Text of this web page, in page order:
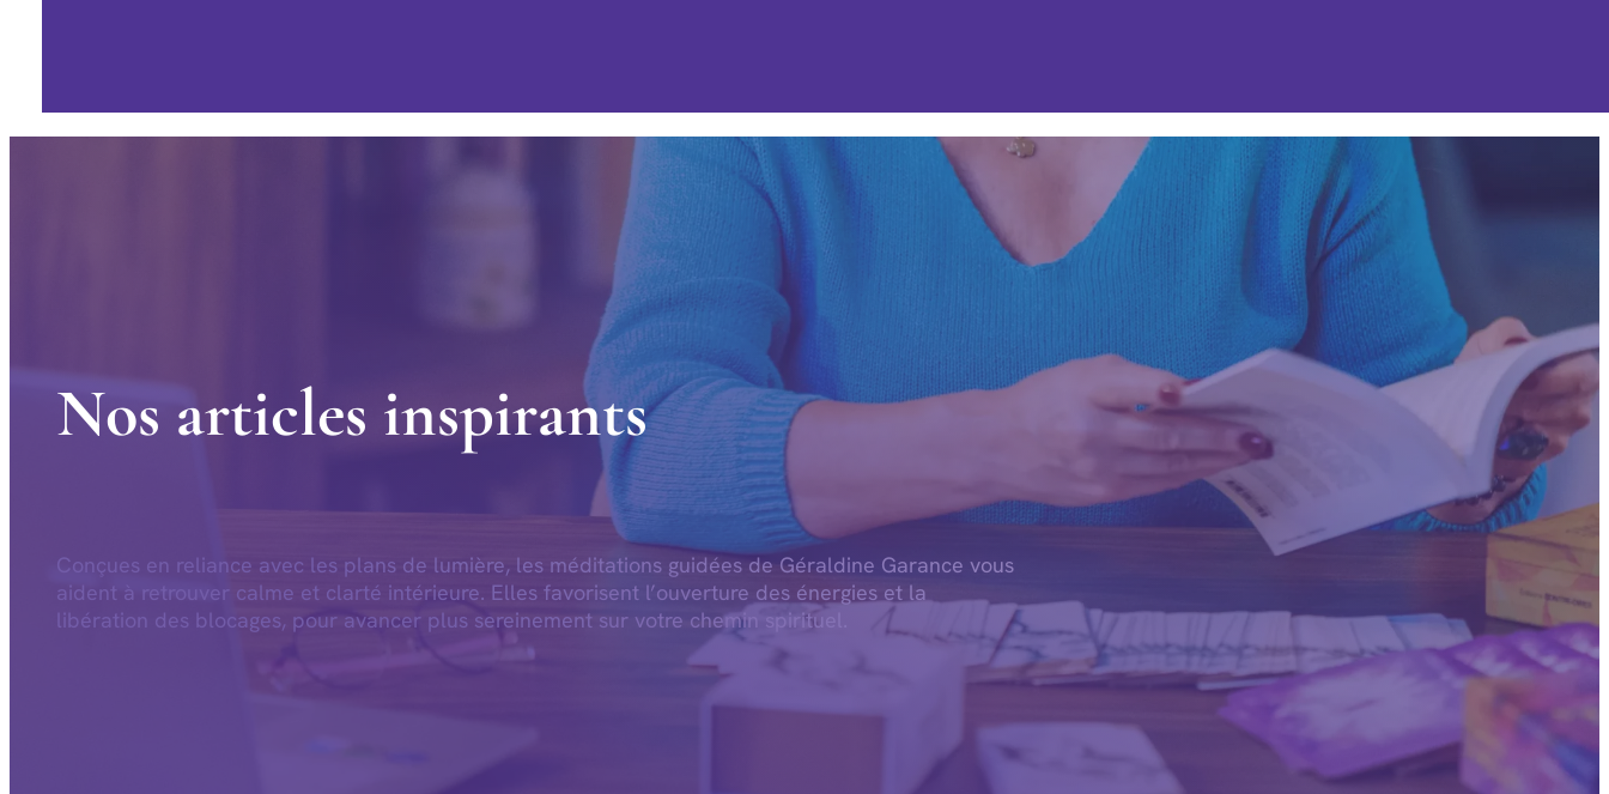
Nos articles inspirants
Conçues en reliance avec les plans de lumière, les méditations guidées de Géraldine Garance vous
aident à retrouver calme et clarté intérieure. Elles favorisent l’ouverture des énergies et la
libération des blocages, pour avancer plus sereinement sur votre chemin spirituel.